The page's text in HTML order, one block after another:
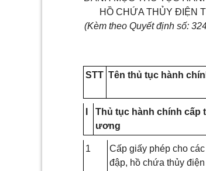
HỒ CHỨA THỦY ĐIỆN
(Kèm theo Quyết định số:
STT Tên thủ tục hành
Thủ tục hành chính cấp
ương
1
Cấp giấy phép cho
đập, hồ chứa thủy